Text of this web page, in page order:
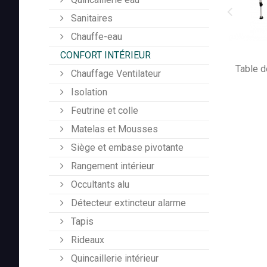
Table
Sanitaires
Chauffe-eau
CONFORT INTÉRIEUR
Chauffage Ventilateur
Isolation
Feutrine et colle
Matelas et Mousses
Siège et embase pivotante
Rangement intérieur
Occultants alu
Détecteur extincteur alarme
Tapis
Rideaux
Quincaillerie intérieur